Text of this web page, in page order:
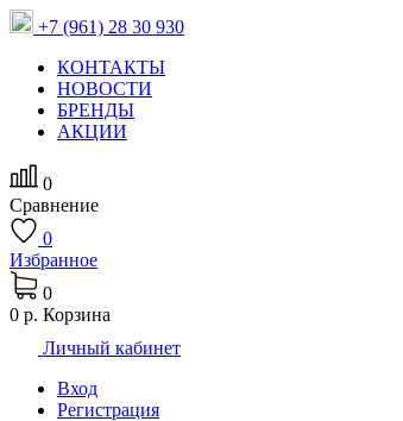
+7 (961) 28 30 930
КОНТАКТЫ
НОВОСТИ
БРЕНДЫ
АКЦИИ
0
Сравнение
0
Избранное
0
0 р. Корзина
Личный кабинет
Вход
Регистрация